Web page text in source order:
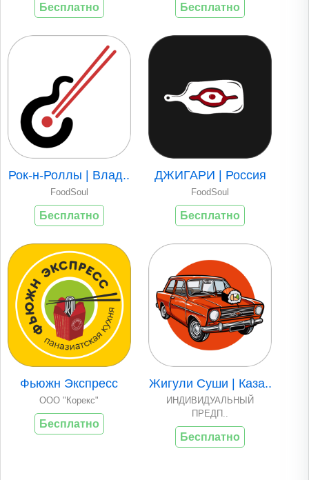
Бесплатно Бесплатно
Рок-н-Роллы | Влад..
FoodSoul
Бесплатно
ДЖИГАРИ | Россия
FoodSoul
Бесплатно
Фьюжн Экспресс
ООО "Корекс"
Бесплатно
Жигули Суши | Каза..
ИНДИВИДУАЛЬНЫЙ
ПРЕДП..
Бесплатно